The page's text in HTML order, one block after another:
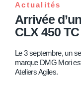
Actualités
Arrivée
CLX 450
Le 3 septembre, un
marque DMG Mori
Ateliers Agiles.